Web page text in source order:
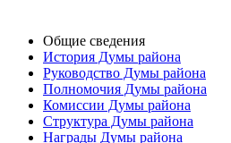
Общие сведения
История Думы района
Руководство Думы района
Полномочия Думы района
Комиссии Думы района
Структура Думы района
Награды Думы района